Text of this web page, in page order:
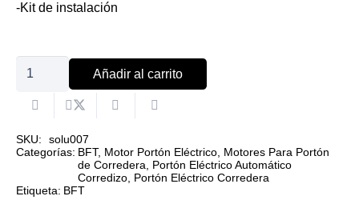
-Kit de instalación
Kit
BFT
Ares
BT
cantidad
Añadir al carrito
SKU:
solu007
Categorías: BFT, Motor Portón Eléctrico Motores Para Portón
de Corredera
Portón Eléctrico Automático
Corredizo Portón Eléctrico Corredera
Etiqueta: BFT